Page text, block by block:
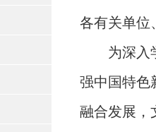
各有关单位
为深入
强中国特色
融合发展，